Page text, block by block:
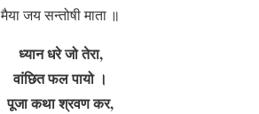
मैया जय सन्तोषी माता ॥
ध्यान धरे जो तेरा,
वांछित फल पायो ।
पूजा कथा श्रवण कर,